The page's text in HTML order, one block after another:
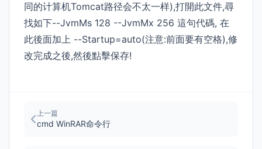
同的计算机Tomcat路径会不太一样),打開此文件,尋
找如下--JvmMs 128 --JvmMx 256 這句代碼, 在
此後面加上 --Startup=auto(注意:前面要有空格),修
改完成之後,然後點擊保存!
上一篇
cmd WinRAR命令行